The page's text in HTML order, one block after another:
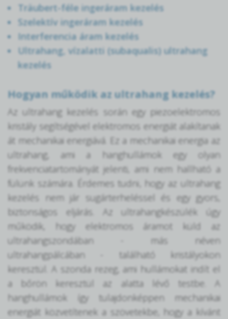
Träubert-féle ingeráram kezelés
Szelektív ingeráram kezelés
Interferencia áram kezelés
Ultrahang, vízalatti (subaqualis) ultrahang
kezelés
Hogyan működik az ultrahang kezelés?
Az ultrahang kezelés során egy piezoelektromos
kristály segítségével elektromos energiát alakítanak
át mechanikai energiává. Ez a mechanikai energia az
ultrahang, ami a hanghullámok egy olyan
frekvenciatartományát jelenti, ami nem hallható a
fülünk számára. Érdemes tudni, hogy az ultrahang
kezelés nem jár sugárterheléssel és egy gyors,
biztonságos eljárás. Az ultrahangkészülék úgy
működik, hogy elektromos áramot küld az
ultrahangszondában - más néven
ultrahangpálcában - található kristályokon
keresztül. A szonda rezeg, ami hullámokat indít el
a bőrön keresztül az alatta lévő testbe. A
hanghullámok így tulajdonképpen mechanikai
energiát közvetítenek a szövetekbe, hogy a kívánt